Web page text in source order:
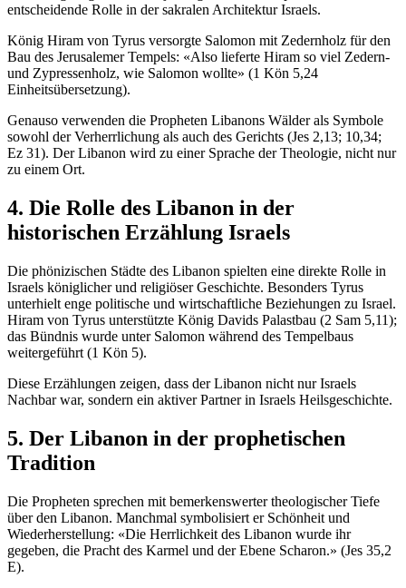
entscheidende Rolle in der sakralen Architektur Israels.
König Hiram von Tyrus versorgte Salomon mit Zedernholz für den
Bau des Jerusalemer Tempels: «Also lieferte Hiram so viel Zedern-
und Zypressenholz, wie Salomon wollte» (1 Kön 5,24
Einheitsübersetzung).
Genauso verwenden die Propheten Libanons Wälder als Symbole
sowohl der Verherrlichung als auch des Gerichts (Jes 2,13; 10,34;
Ez 31). Der Libanon wird zu einer Sprache der Theologie, nicht nur
zu einem Ort.
4. Die Rolle des Libanon in der
historischen Erzählung Israels
Die phönizischen Städte des Libanon spielten eine direkte Rolle in
Israels königlicher und religiöser Geschichte. Besonders Tyrus
unterhielt enge politische und wirtschaftliche Beziehungen zu Israel.
Hiram von Tyrus unterstützte König Davids Palastbau (2 Sam 5,11);
das Bündnis wurde unter Salomon während des Tempelbaus
weitergeführt (1 Kön 5).
Diese Erzählungen zeigen, dass der Libanon nicht nur Israels
Nachbar war, sondern ein aktiver Partner in Israels Heilsgeschichte.
5. Der Libanon in der prophetischen
Tradition
Die Propheten sprechen mit bemerkenswerter theologischer Tiefe
über den Libanon. Manchmal symbolisiert er Schönheit und
Wiederherstellung: «Die Herrlichkeit des Libanon wurde ihr
gegeben, die Pracht des Karmel und der Ebene Scharon.» (Jes 35,2
E).